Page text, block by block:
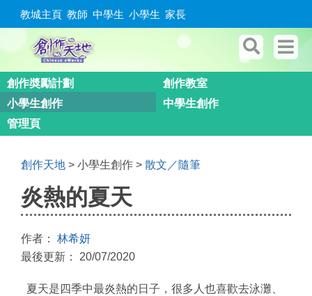
教城主頁 教師 中學生 小學生 家長
創作奬勵計劃
創作教室
小學生創作
中學生創作
管理頁
創作天地 > 小學生創作 > 散文／隨筆
炎熱的夏天
作者： 林希妍
最後更新： 20/07/2020
夏天是四季中最炎熱的日子，很多人也喜歡去泳灘、